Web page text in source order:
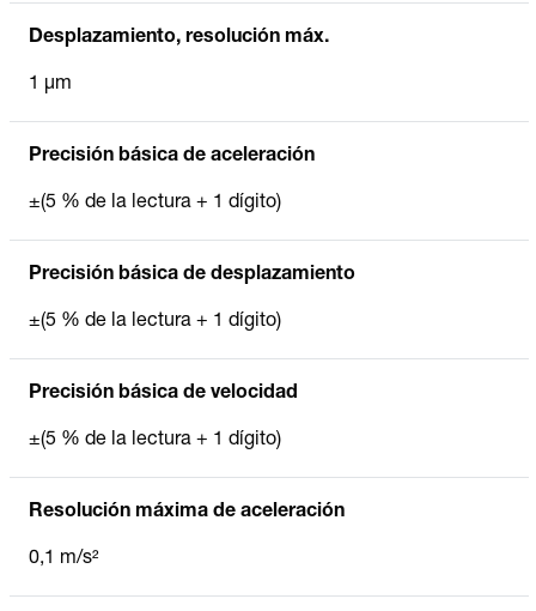
Desplazamiento, resolución máx.
1 µm
Precisión básica de aceleración
±(5 % de la lectura + 1 dígito)
Precisión básica de desplazamiento
±(5 % de la lectura + 1 dígito)
Precisión básica de velocidad
±(5 % de la lectura + 1 dígito)
Resolución máxima de aceleración
0,1 m/s²